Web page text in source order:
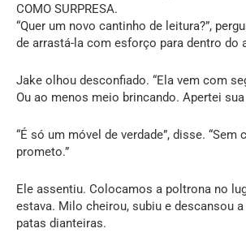
COMO SURPRESA.
“Quer um novo cantinho de leitura?”,
de arrastá-la com esforço para dentro do
Jake olhou desconfiado. “Ela vem com
Ou ao menos meio brincando. Apertei
“É só um móvel de verdade”, disse. “Sem
prometo.”
Ele assentiu. Colocamos a poltrona no
estava. Milo cheirou, subiu e descansou
patas dianteiras.